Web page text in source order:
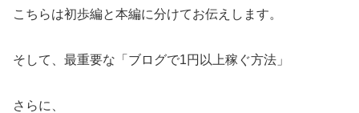
こちらは初歩編と本編に分けてお伝えします。
そして、最重要な「ブログで1円以上稼ぐ方法」
さらに、